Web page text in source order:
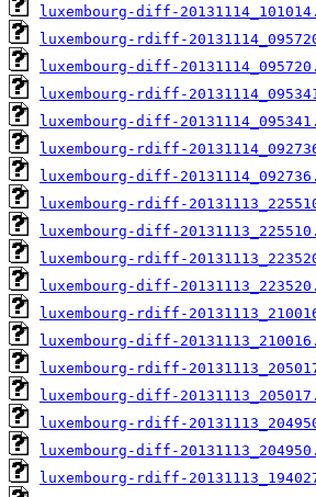
luxembourg-diff-
luxembourg-rdiff-
luxembourg-diff-
luxembourg-rdiff-
luxembourg-diff-
luxembourg-rdiff-
luxembourg-diff-
luxembourg-rdiff-
luxembourg-diff-
luxembourg-rdiff-
luxembourg-diff-
luxembourg-rdiff-
luxembourg-diff-
luxembourg-rdiff-
luxembourg-diff-
luxembourg-rdiff-
luxembourg-diff-
luxembourg-rdiff-